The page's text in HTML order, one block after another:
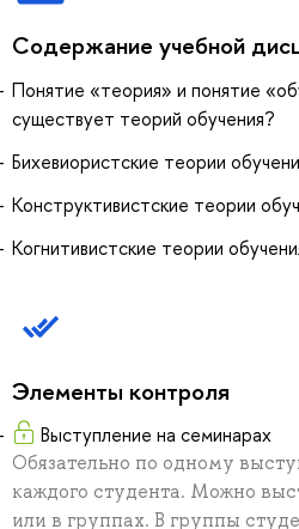
Содержание учебной
Понятие «теория» и понятие
существует теорий обучения?
Бихевиористские теории
Конструктивистские теории
Когнитивистские теории
Элементы контроля
Выступление на семинарах
Обязательно по одному
каждого студента. Можно
или в группах. В группы